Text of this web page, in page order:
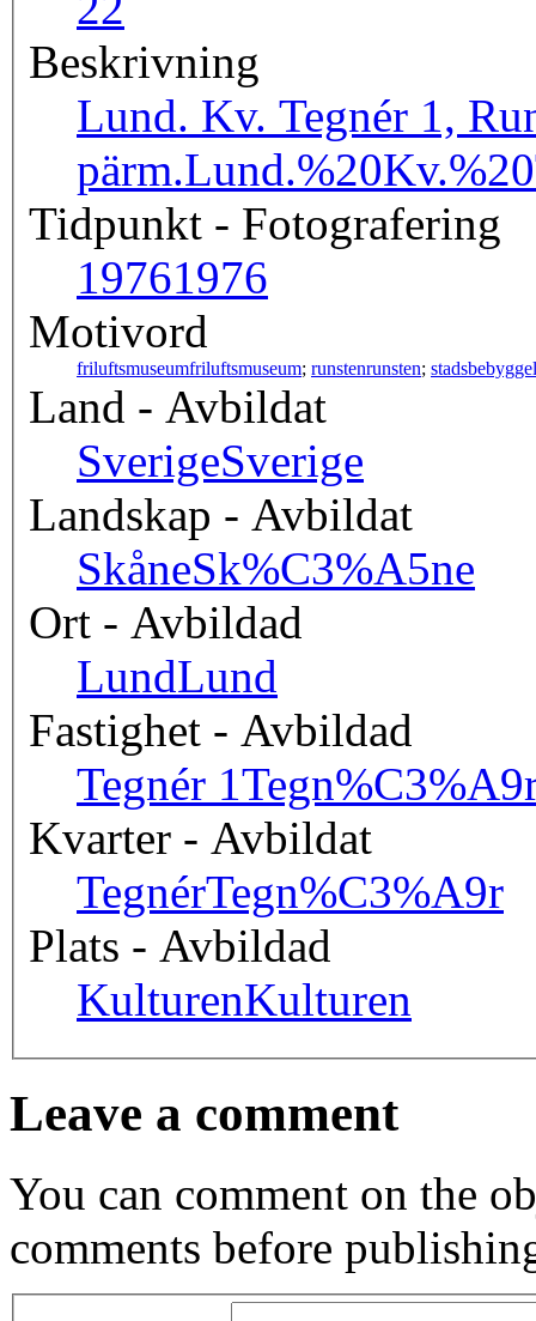
Beskrivning
Lund. Kv. Tegnér 1,
pärm.
Tidpunkt - Fotografering
19761976
Motivord
friluftsmuseumfriluftsmuseum; runstenrunsten;
Land - Avbildat
SverigeSverige
Landskap - Avbildat
SkåneSk%C3%A5ne
Ort - Avbildad
LundLund
Fastighet - Avbildad
Tegnér 1
Kvarter - Avbildat
TegnérTegn%C3%A9r
Plats - Avbildad
KulturenKulturen
Leave a comment
You can comment on the
comments before